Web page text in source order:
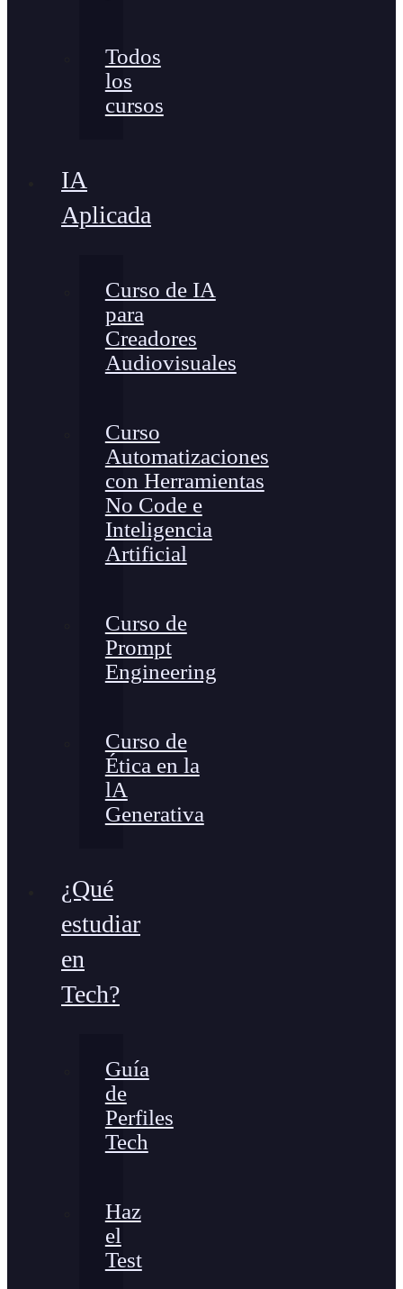
Todos
los
cursos
IA
Aplicada
Curso de IA
para
Creadores
Audiovisuales
Curso
Automatizaciones
con Herramientas
No Code e
Inteligencia
Artificial
Curso de
Prompt
Engineering
Curso de
Ética en la
lA
Generativa
¿Qué
estudiar
en
Tech?
Guía
de
Perfiles
Tech
Haz
el
Test